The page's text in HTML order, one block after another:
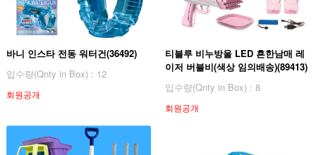
바니 인스타 전동 워터건(36492)
입수량(Qnty in Box) : 12
회원공개
티블루 비누방울 LED 흔한남매 레
이저 버블비(색상 임의배송)(89413)
입수량(Qnty in Box) : 8
회원공개